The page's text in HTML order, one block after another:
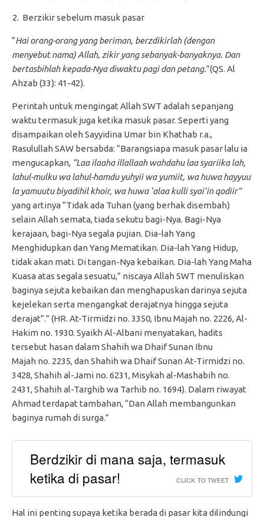
Berzikir sebelum masuk pasar
“Hai orang-orang yang beriman, berzdikirlah (dengan
menyebut nama) Allah, zikir yang sebanyak-banyaknya. Dan
bertasbihlah kepada-Nya diwaktu pagi dan petang.”(QS. Al
Ahzab (33): 41-42).
Perintah untuk mengingat Allah SWT adalah sepanjang
waktu termasuk juga ketika masuk pasar. Seperti yang
disampaikan oleh Sayyidina Umar bin Khathab r.a.,
Rasulullah SAW bersabda: “Barangsiapa masuk pasar lalu ia
mengucapkan, “Laa ilaaha illallaah wahdahu laa syariika lah,
lahul-mulku wa lahul-hamdu yuhyii wa yumiit, wa huwa hayyuu
la yamuutu biyadihil khoir, wa huwa ‘alaa kulli syai’in qodiir”
yang artinya “Tidak ada Tuhan (yang berhak disembah)
selain Allah semata, tiada sekutu bagi-Nya. Bagi-Nya
kerajaan, bagi-Nya segala pujian. Dia-lah Yang
Menghidupkan dan Yang Mematikan. Dia-lah Yang Hidup,
tidak akan mati. Di tangan-Nya kebaikan. Dia-lah Yang Maha
Kuasa atas segala sesuatu,” niscaya Allah SWT menuliskan
baginya sejuta kebaikan dan menghapuskan darinya sejuta
kejelekan serta mengangkat derajatnya hingga sejuta
derajat”.” (HR. At-Tirmidzi no. 3350, Ibnu Majah no. 2226, Al-
Hakim no. 1930. Syaikh Al-Albani menyatakan, hadits
tersebut hasan dalam Shahih wa Dhaif Sunan Ibnu
Majah no. 2235, dan Shahih wa Dhaif Sunan At-Tirmidzi no.
3428, Shahih al-Jami no. 6231, Misykah al-Mashabih no.
2431, Shahih al-Targhib wa Tarhib no. 1694). Dalam riwayat
Ahmad terdapat tambahan, “Dan Allah membangunkan
baginya rumah di surga.”
Berdzikir di mana saja, termasuk
ketika di pasar!
CLICK TO TWEET
Hal ini penting supaya ketika berada di pasar kita dilindungi